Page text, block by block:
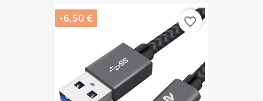
-6,50 € favorite_border